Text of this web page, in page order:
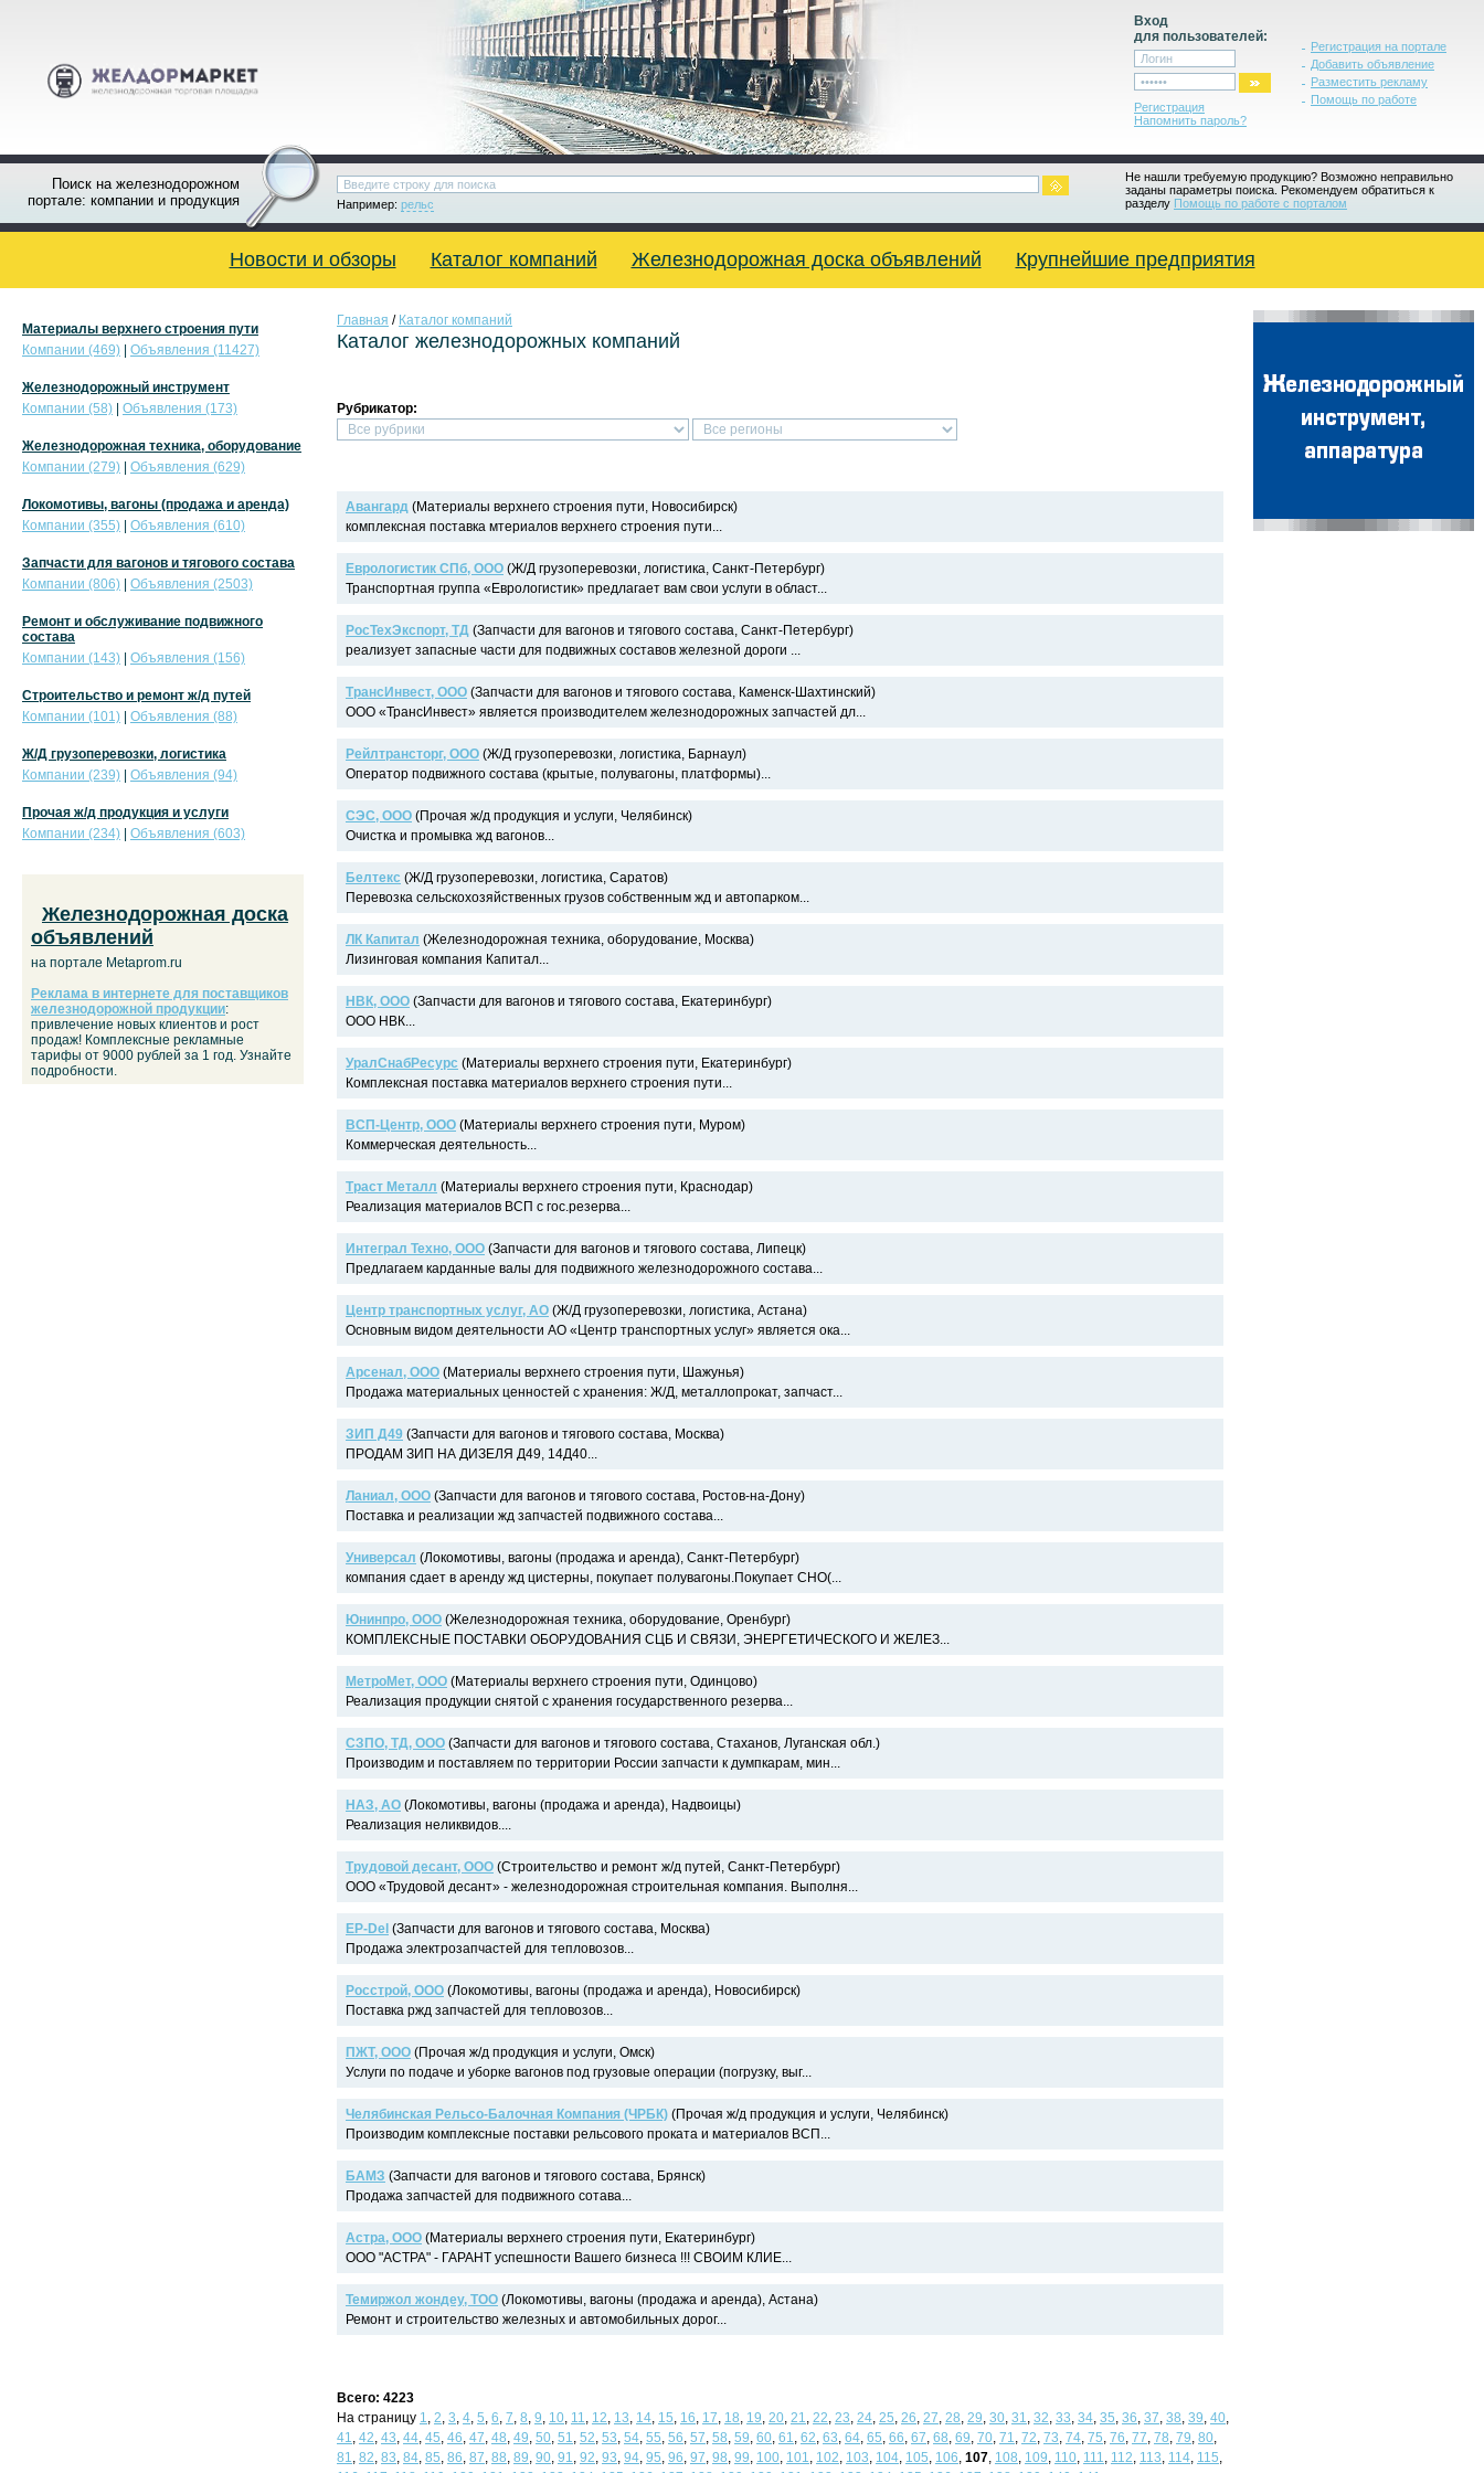
Вход
для пользователей:
Регистрация
Напомнить пароль?
Регистрация на портале
Добавить объявление
Разместить рекламу
Помощь по работе
Поиск на железнодорожном
портале: компании и продукция
Не нашли требуемую продукцию? Возможно неправильно
заданы параметры поиска. Рекомендуем обратиться к
разделу Помощь по работе с порталом
Например: рельс
Новости и обзоры Каталог компаний Железнодорожная доска объявлений Крупнейшие предприятия
Главная / Каталог компаний
Каталог железнодорожных компаний
Рубрикатор:
Авангард (Материалы верхнего строения пути, Новосибирск)
комплексная поставка мтериалов верхнего строения пути...
Еврологистик СПб, ООО (Ж/Д грузоперевозки, логистика, Санкт-Петербург)
Транспортная группа «Еврологистик» предлагает вам свои услуги в област...
РосТехЭкспорт, ТД (Запчасти для вагонов и тягового состава, Санкт-Петербург)
реализует запасные части для подвижных составов железной дороги ...
ТрансИнвест, ООО (Запчасти для вагонов и тягового состава, Каменск-Шахтинский)
ООО «ТрансИнвест» является производителем железнодорожных запчастей дл...
Рейлтрансторг, ООО (Ж/Д грузоперевозки, логистика, Барнаул)
Оператор подвижного состава (крытые, полувагоны, платформы)...
СЭС, ООО (Прочая ж/д продукция и услуги, Челябинск)
Очистка и промывка жд вагонов...
Белтекс (Ж/Д грузоперевозки, логистика, Саратов)
Перевозка сельскохозяйственных грузов собственным жд и автопарком...
ЛК Капитал (Железнодорожная техника, оборудование, Москва)
Лизинговая компания Капитал...
НВК, ООО (Запчасти для вагонов и тягового состава, Екатеринбург)
ООО НВК...
УралСнабРесурс (Материалы верхнего строения пути, Екатеринбург)
Комплексная поставка материалов верхнего строения пути...
ВСП-Центр, ООО (Материалы верхнего строения пути, Муром)
Коммерческая деятельность...
Траст Металл (Материалы верхнего строения пути, Краснодар)
Реализация материалов ВСП с гос.резерва...
Интеграл Техно, ООО (Запчасти для вагонов и тягового состава, Липецк)
Предлагаем карданные валы для подвижного железнодорожного состава...
Центр транспортных услуг, АО (Ж/Д грузоперевозки, логистика, Астана)
Основным видом деятельности АО «Центр транспортных услуг» является ока...
Арсенал, ООО (Материалы верхнего строения пути, Шажунья)
Продажа материальных ценностей с хранения: Ж/Д, металлопрокат, запчаст...
ЗИП Д49 (Запчасти для вагонов и тягового состава, Москва)
ПРОДАМ ЗИП НА ДИЗЕЛЯ Д49, 14Д40...
Ланиал, ООО (Запчасти для вагонов и тягового состава, Ростов-на-Дону)
Поставка и реализации жд запчастей подвижного состава...
Универсал (Локомотивы, вагоны (продажа и аренда), Санкт-Петербург)
компания сдает в аренду жд цистерны, покупает полувагоны.Покупает СНО(...
Юнинпро, ООО (Железнодорожная техника, оборудование, Оренбург)
КОМПЛЕКСНЫЕ ПОСТАВКИ ОБОРУДОВАНИЯ СЦБ И СВЯЗИ, ЭНЕРГЕТИЧЕСКОГО И ЖЕЛЕЗ...
МетроМет, ООО (Материалы верхнего строения пути, Одинцово)
Реализация продукции снятой с хранения государственного резерва...
СЗПО, ТД, ООО (Запчасти для вагонов и тягового состава, Стаханов, Луганская обл.)
Производим и поставляем по территории России запчасти к думпкарам, мин...
НАЗ, АО (Локомотивы, вагоны (продажа и аренда), Надвоицы)
Реализация неликвидов....
Трудовой десант, ООО (Строительство и ремонт ж/д путей, Санкт-Петербург)
ООО «Трудовой десант» - железнодорожная строительная компания. Выполня...
EP-Del (Запчасти для вагонов и тягового состава, Москва)
Продажа электрозапчастей для тепловозов...
Росстрой, ООО (Локомотивы, вагоны (продажа и аренда), Новосибирск)
Поставка ржд запчастей для тепловозов...
ПЖТ, ООО (Прочая ж/д продукция и услуги, Омск)
Услуги по подаче и уборке вагонов под грузовые операции (погрузку, выг...
Челябинская Рельсо-Балочная Компания (ЧРБК) (Прочая ж/д продукция и услуги, Челябинск)
Производим комплексные поставки рельсового проката и материалов ВСП...
БАМЗ (Запчасти для вагонов и тягового состава, Брянск)
Продажа запчастей для подвижного сотава...
Астра, ООО (Материалы верхнего строения пути, Екатеринбург)
ООО "АСТРА" - ГАРАНТ успешности Вашего бизнеса !!! СВОИМ КЛИЕ...
Темиржол жондеу, ТОО (Локомотивы, вагоны (продажа и аренда), Астана)
Ремонт и строительство железных и автомобильных дорог...
Всего: 4223
На страницу 1, 2, 3, 4, 5, 6, 7, 8, 9, 10, 11, 12, 13, 14, 15, 16, 17, 18, 19, 20, 21, 22, 23, 24, 25, 26, 27, 28, 29, 30, 31, 32, 33, 34, 35, 36, 37, 38, 39, 40,
41, 42, 43, 44, 45, 46, 47, 48, 49, 50, 51, 52, 53, 54, 55, 56, 57, 58, 59, 60, 61, 62, 63, 64, 65, 66, 67, 68, 69, 70, 71, 72, 73, 74, 75, 76, 77, 78, 79, 80,
81, 82, 83, 84, 85, 86, 87, 88, 89, 90, 91, 92, 93, 94, 95, 96, 97, 98, 99, 100, 101, 102, 103, 104, 105, 106, 107, 108, 109, 110, 111, 112, 113, 114, 115,
Материалы верхнего строения пути
Компании (469)
Объявления (11427)
Железнодорожный инструмент
Компании (58)
Объявления (173)
Железнодорожная техника, оборудование
Компании (279)
Объявления (629)
Локомотивы, вагоны (продажа и аренда)
Компании (355)
Объявления (610)
Запчасти для вагонов и тягового состава
Компании (806)
Объявления (2503)
Ремонт и обслуживание подвижного
состава
Компании (143)
Объявления (156)
Строительство и ремонт ж/д путей
Компании (101)
Объявления (88)
Ж/Д грузоперевозки, логистика
Компании (239)
Объявления (94)
Прочая ж/д продукция и услуги
Компании (234)
Объявления (603)
Железнодорожная доска
объявлений
на портале Metaprom.ru
Реклама в интернете для поставщиков
железнодорожной продукции:
привлечение новых клиентов и рост
продаж! Комплексные рекламные
тарифы от 9000 рублей за 1 год. Узнайте
подробности.